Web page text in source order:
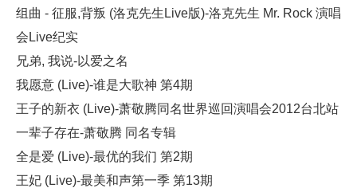
组曲 - 征服,背叛 (洛克先生Live版)-洛克先生 Mr. Rock 演唱
会Live纪实
兄弟, 我说-以爱之名
我愿意 (Live)-谁是大歌神 第4期
王子的新衣 (Live)-萧敬腾同名世界巡回演唱会2012台北站
一辈子存在-萧敬腾 同名专辑
全是爱 (Live)-最优的我们 第2期
王妃 (Live)-最美和声第一季 第13期